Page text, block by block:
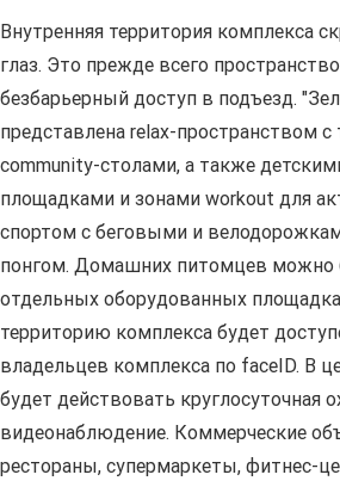
Внутренняя территория комплекса
глаз. Это прежде всего
безбарьерный доступ в подъезд.
представлена relax-пространством
community-столами, а также
площадками и зонами workout для
спортом с беговыми и
понгом. Домашних питомцев можно
отдельных оборудованных
территорию комплекса будет
владельцев комплекса по faceID. В
будет действовать круглосуточная
видеонаблюдение. Коммерческие
рестораны, супермаркеты, фитнес-